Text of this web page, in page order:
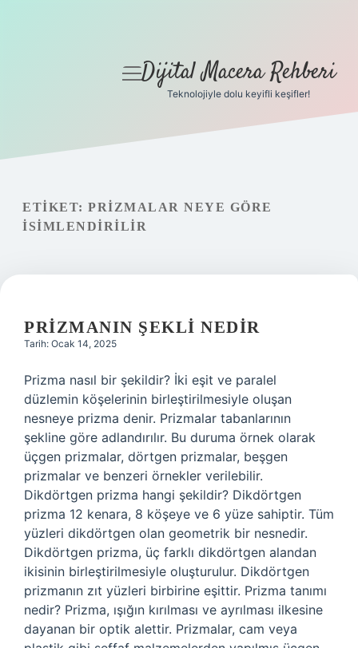
Gizlilik Politikası
Hakkımızda
menüyü
Dijital Macera Rehberi
Teknolojiyle dolu keyifli keşifler!
ETIKET: PRIZMALAR NEYE GÖRE
ISIMLENDIRILIR
PRIZMANIN ŞEKLI NEDIR
Tarih: Ocak 14, 2025
Prizma nasıl bir şekildir? İki eşit ve paralel
düzlemin köşelerinin birleştirilmesiyle oluşan
nesneye prizma denir. Prizmalar tabanlarının
şekline göre adlandırılır. Bu duruma örnek olarak
üçgen prizmalar, dörtgen prizmalar, beşgen
prizmalar ve benzeri örnekler verilebilir.
Dikdörtgen prizma hangi şekildir? Dikdörtgen
prizma 12 kenara, 8 köşeye ve 6 yüze sahiptir. Tüm
yüzleri dikdörtgen olan geometrik bir nesnedir.
Dikdörtgen prizma, üç farklı dikdörtgen alandan
ikisinin birleştirilmesiyle oluşturulur. Dikdörtgen
prizmanın zıt yüzleri birbirine eşittir. Prizma tanımı
nedir? Prizma, ışığın kırılması ve ayrılması ilkesine
dayanan bir optik alettir. Prizmalar, cam veya